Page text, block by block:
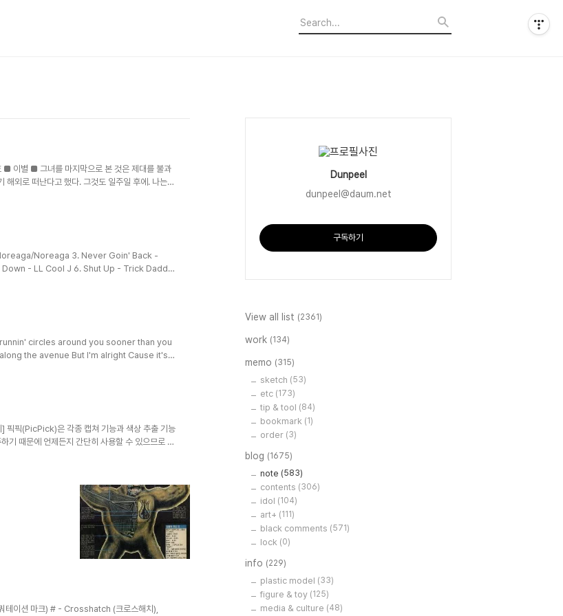
이별 ■ 그녀를 마지막으로 본 것은 제대를 불과
해외로 떠난다고 했다. 그것도 일주일 후에. 나는
갈꺼야." "가지마, 나를 두고 어떻게..." "가야해."
Noreaga 3. Never Goin' Back -
- LL Cool J 6. Shut Up - Trick Daddy
Foxx/Guru/Common 8. Whatever It
circles around you sooner than you
the avenue But I'm alright Cause it's
begun You feel it runnin' through your
(PicPick)은 각종 캡쳐 기능과 색상 추출 기능
기 때문에 언제든지 간단히 사용할 수 있으므로 그
를 윈도우 클래스 단위(메뉴, 툴바, 버튼, 탭, 패널
이션 마크) # - Crosshatch (크로스해치),
Dunpeel
dunpeel@daum.net
구독하기
View all list (2361)
work (134)
memo (315)
sketch (53)
etc (173)
tip & tool (84)
bookmark (1)
order (3)
blog (1675)
note (583)
contents (306)
idol (104)
art+ (111)
black comments (571)
lock (0)
info (229)
plastic model (33)
figure & toy (125)
media & culture (48)